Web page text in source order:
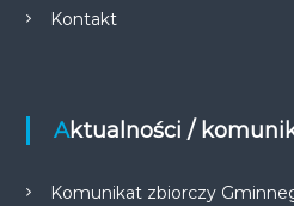
Kontakt
Aktualności /
Komunikat zbiorczy